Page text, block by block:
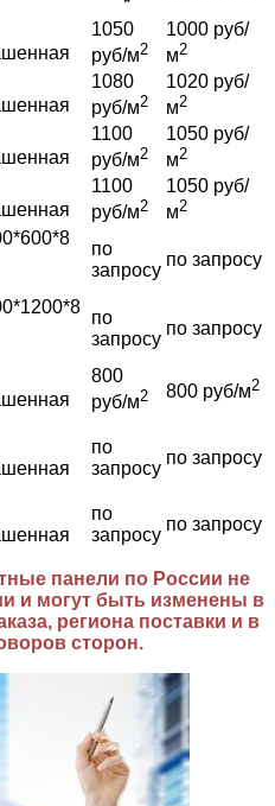
1050
руб/м2
1000 руб/
м2
1080
руб/м2
1020 руб/
м2
1100
руб/м2
1050 руб/
м2
1100
руб/м2
1050 руб/
м2
по
запросу
по запросу
по
запросу
по запросу
800
руб/м2 800 руб/м2
по
запросу
по запросу
по
запросу
по запросу
панели по России не
и могут быть изменены в
региона поставки и в
сторон.